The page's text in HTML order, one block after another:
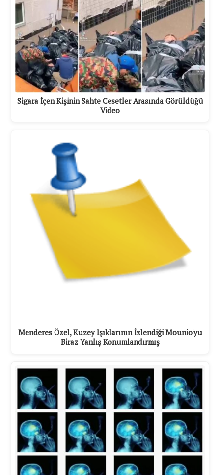
Sigara İçen Kişinin Sahte Cesetler Arasında Görüldüğü
Video
Menderes Özel, Kuzey Işıklarının İzlendiği Mounio'yu
Biraz Yanlış Konumlandırmış